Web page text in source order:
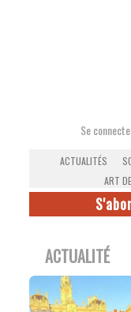
Se
ACTUALITÉS
ART
ACTUALITÉ